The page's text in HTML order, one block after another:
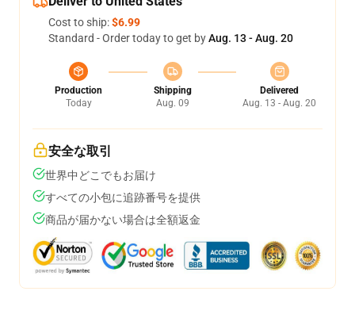
Cost to ship:$6.99
Standard - Order today to get byAug. 13 - Aug. 20
Production
Today
Shipping
Aug. 09
Delivered
Aug. 13 - Aug. 20
安全な取引
世界中どこでもお届け
すべての小包に追跡番号を提供
商品が届かない場合は全額返金